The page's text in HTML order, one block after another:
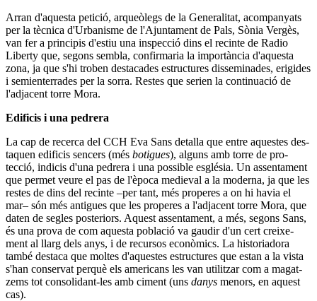
Arran d'aquesta petició, arqueòlegs de la Gene­ra­li­tat, acom­pa­nyats
per la tècnica d'Urba­nisme de l'Ajun­ta­ment de Pals, Sònia Vergès,
van fer a prin­ci­pis d'estiu una ins­pecció dins el recinte de Radio
Liberty que, segons sem­bla, con­fir­ma­ria la importància d'aquesta
zona, ja que s'hi tro­ben des­ta­ca­des estruc­tu­res dis­se­mi­na­des, eri­gi­des
i semi­en­ter­ra­des per la sorra. Res­tes que serien la con­ti­nu­ació de
l'adja­cent torre Mora.
Edi­fi­cis i una pedrera
La cap de recerca del CCH Eva Sans deta­lla que entre aques­tes des­
ta­quen edi­fi­cis sen­cers (més boti­gues), alguns amb torre de pro­
tecció, indi­cis d'una pedrera i una pos­si­ble església. Un assen­ta­ment
que per­met veure el pas de l'època medi­e­val a la moderna, ja que les
res­tes de dins del recinte –per tant, més pro­pe­res a on hi havia el
mar– són més anti­gues que les pro­pe­res a l'adja­cent torre Mora, que
daten de segles poste­ri­ors. Aquest assen­ta­ment, a més, segons Sans,
és una prova de com aquesta població va gau­dir d'un cert crei­xe­
ment al llarg dels anys, i de recur­sos econòmics. La his­to­ri­a­dora
també des­taca que mol­tes d'aques­tes estruc­tu­res que estan a la vista
s'han con­ser­vat perquè els ame­ri­cans les van uti­lit­zar com a magat­
zems tot con­so­li­dant-les amb ciment (uns danys menors, en aquest
cas).